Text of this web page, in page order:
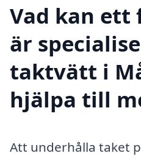
Vad kan ett
är
taktvätt i
hjälpa till
Att underhålla taket